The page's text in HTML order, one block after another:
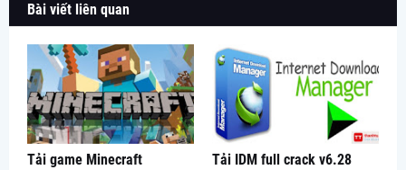
Bài viết liên quan
Tải game Minecraft Tải IDM full crack v6.28